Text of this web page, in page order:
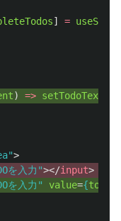
] = useState
) => setTodoText
>
を入力"></input>
を入力" value={